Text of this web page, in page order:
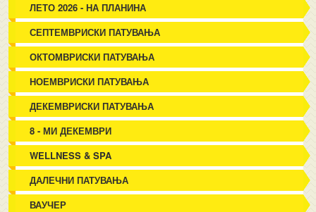
ЛЕТО 2026 - НА ПЛАНИНА
СЕПТЕМВРИСКИ ПАТУВАЊА
ОКТОМВРИСКИ ПАТУВАЊА
НОЕМВРИСКИ ПАТУВАЊА
ДЕКЕМВРИСКИ ПАТУВАЊА
8 - МИ ДЕКЕМВРИ
WELLNESS & SPA
ДАЛЕЧНИ ПАТУВАЊА
ВАУЧЕР